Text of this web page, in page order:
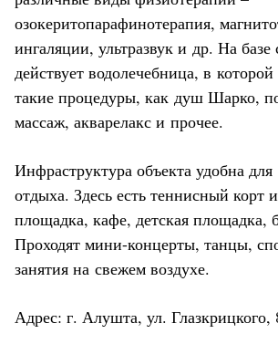
озокеритопарафинотерапия,
ингаляции, ультразвук и др. На базе
действует водолечебница, в которой
такие процедуры, как душ Шарко,
массаж, акварелакс и прочее.
Инфраструктура объекта удобна
отдыха. Здесь есть теннисный корт
площадка, кафе, детская площадка,
Проходят мини-концерты, танцы,
занятия на свежем воздухе.
Адрес: г. Алушта, ул. Глазкрицкого,